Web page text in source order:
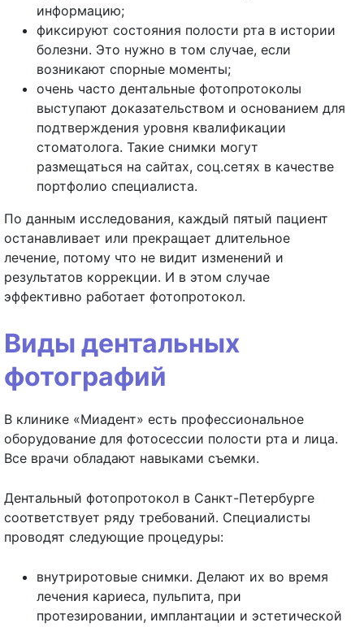
информацию;
фиксируют состояния полости рта в истории
болезни. Это нужно в том случае, если
возникают спорные моменты;
очень часто дентальные фотопротоколы
выступают доказательством и основанием для
подтверждения уровня квалификации
стоматолога. Такие снимки могут
размещаться на сайтах, соц.сетях в качестве
портфолио специалиста.
По данным исследования, каждый пятый пациент
останавливает или прекращает длительное
лечение, потому что не видит изменений и
результатов коррекции. И в этом случае
эффективно работает фотопротокол.
Виды дентальных
фотографий
В клинике «Миадент» есть профессиональное
оборудование для фотосессии полости рта и лица.
Все врачи обладают навыками съемки.
Дентальный фотопротокол в Санкт-Петербурге
соответствует ряду требований. Специалисты
проводят следующие процедуры:
внутриротовые снимки. Делают их во время
лечения кариеса, пульпита, при
протезировании, имплантации и эстетической